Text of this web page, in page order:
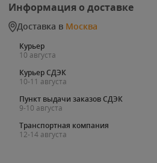
Информация о доставке
Доставка в Москва
Курьер
10 августа
Курьер СДЭК
10-11 августа
Пункт выдачи заказов СДЭК
9-10 августа
Транспортная компания
12-14 августа